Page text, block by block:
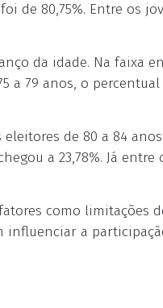
de 80,75%. Entre os
da idade. Na faixa
a 79 anos, o
de 80 a 84
a 23,78%. Já entre
como limitações
influenciar a